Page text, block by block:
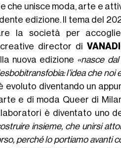
che unisce moda, arte e
edizione. Il tema del
la società per
director di
nuova edizione «nasce
l’idea che noi
evoluto diventando un
e di moda Queer di
è diventato uno
insieme, che unirsi
perché lo portiamo avanti